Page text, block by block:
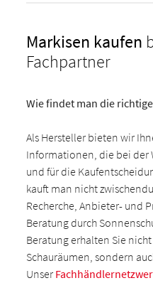
Markisen kaufen
Fachpartner
Wie findet man die
Als Hersteller bieten wir
Informationen, die bei der
und für die
kauft man nicht
Recherche, Anbieter- und
Beratung durch
Beratung erhalten Sie
Schauräumen, sondern
Unser